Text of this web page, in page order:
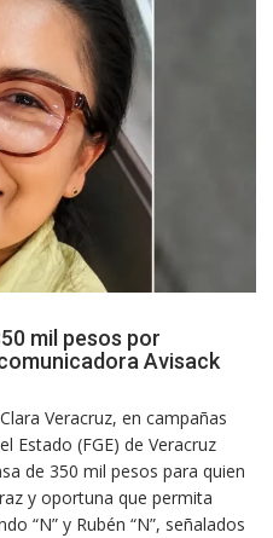
mil pesos por
Avisack
Veracruz, en campañas
Estado (FGE) de Veracruz
de 350 mil pesos para quien
y oportuna que permita
“N” y Rubén “N”, señalados